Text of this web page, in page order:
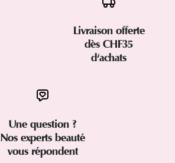
Livraison offerte
dès CHF35
d'achats
Une question ?
Nos experts beauté
vous répondent